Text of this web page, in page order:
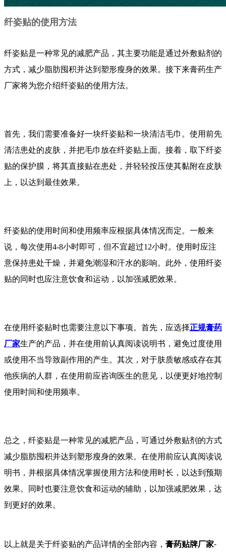
纤姿贴的使用方法
纤姿贴是一种常见的减肥产品，其主要功能是通过外敷贴剂的
方式，减少脂肪囤积并达到塑形瘦身的效果。接下来膏药生产
厂家将为您介绍纤姿贴的使用方法。
首先，我们需要准备好一块纤姿贴和一块清洁毛巾。使用前先
清洁患处的皮肤，并把毛巾放在纤姿贴上面。接着，取下纤姿
贴的保护膜，将其直接贴在患处，并轻轻按压使其黏附在皮肤
上，以达到最佳效果。
纤姿贴的使用时间和使用频率应根据具体情况而定。一般来
说，每次使用4-8小时即可，但不宜超过12小时。使用时应注
意保持患处干燥，并避免潮湿和汗水的影响。此外，使用纤姿
贴的同时也应注意饮食和运动，以加强减肥效果。
在使用纤姿贴时也需要注意以下事项。首先，应选择正规膏药
厂家生产的产品，并在使用前认真阅读说明书，避免过度使用
或使用不当导致副作用的产生。其次，对于肤质敏感或存在其
他疾病的人群，在使用前应咨询医生的意见，以便更好地控制
使用时间和使用频率。
总之，纤姿贴是一种常见的减肥产品，可通过外敷贴剂的方式
减少脂肪囤积并达到塑形瘦身的效果。在使用前应认真阅读说
明书，并根据具体情况掌握使用方法和使用时长，以达到预期
效果。同时也要注意饮食和运动的辅助，以加强减肥效果，达
到更好的效果。
以上就是关于纤姿贴的产品详情的全部内容， 膏药贴牌厂家-